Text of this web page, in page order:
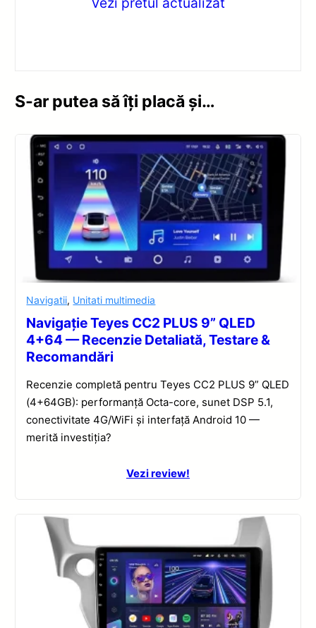
S-ar putea să îți placă și…
Navigatii, Unitati multimedia
Navigație Teyes CC2 PLUS 9” QLED
4+64 — Recenzie Detaliată, Testare &
Recomandări
Recenzie completă pentru Teyes CC2 PLUS 9” QLED
(4+64GB): performanță Octa-core, sunet DSP 5.1,
conectivitate 4G/WiFi și interfață Android 10 —
merită investiția?
Vezi review!